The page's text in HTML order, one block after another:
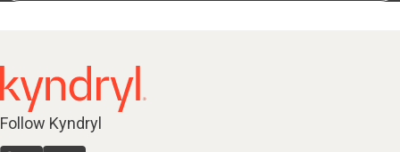
Follow Kyndryl